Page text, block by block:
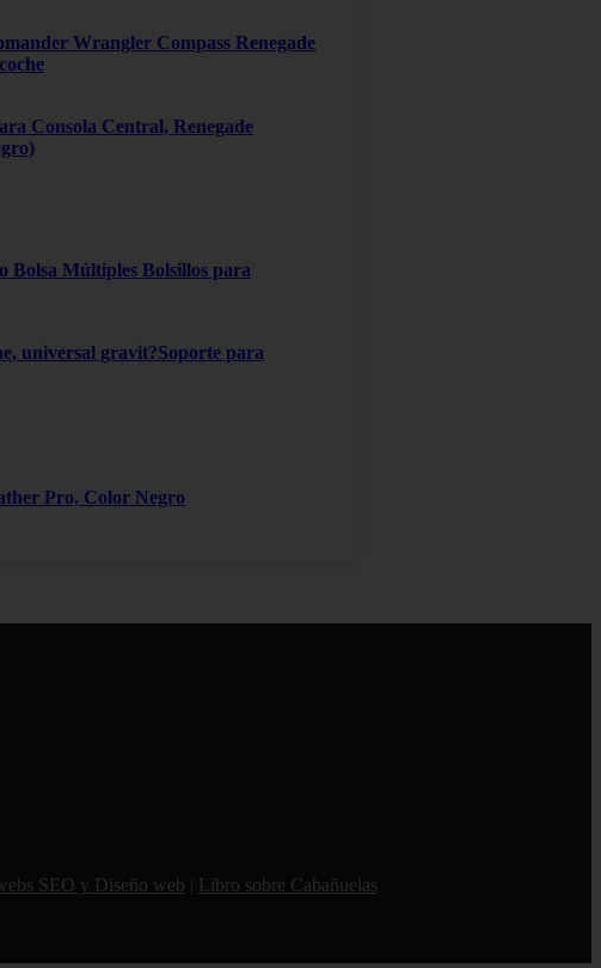
Wrangler Compass Renegade
Consola Central, Renegade
Bolsa Múltiples Bolsillos para
universal gravit?Soporte para
Pro, Color Negro
SEO y Diseño web Libro sobre Cabañuelas